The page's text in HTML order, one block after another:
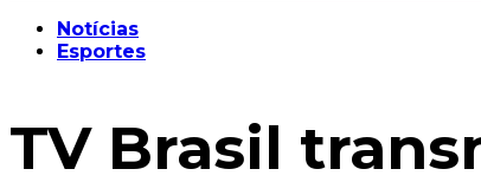
Notícias
Esportes
TV Brasil